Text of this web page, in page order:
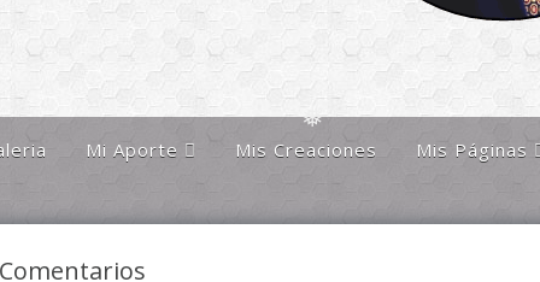
Mi Aporte
Comentarios
El Canto Del Shofar
Mis Creaciones Mis Páginas